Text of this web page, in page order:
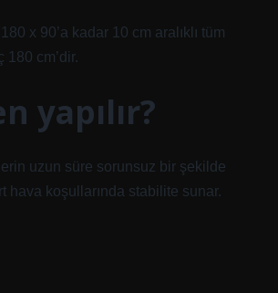
x 90’a kadar 10 cm aralıklı tüm
cm’dir.
yapılır?
uzun süre sorunsuz bir şekilde
hava koşullarında stabilite sunar.